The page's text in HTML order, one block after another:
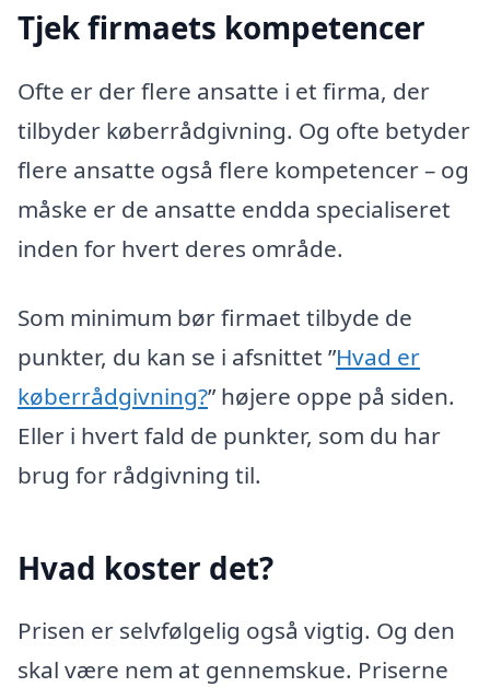
Tjek firmaets kompetencer
Ofte er der flere ansatte i et firma, der
tilbyder køberrådgivning. Og ofte betyder
flere ansatte også flere kompetencer – og
måske er de ansatte endda specialiseret
inden for hvert deres område.
Som minimum bør firmaet tilbyde de
punkter, du kan se i afsnittet ”Hvad er
køberrådgivning?” højere oppe på siden.
Eller i hvert fald de punkter, som du har
brug for rådgivning til.
Hvad koster det?
Prisen er selvfølgelig også vigtig. Og den
skal være nem at gennemskue. Priserne